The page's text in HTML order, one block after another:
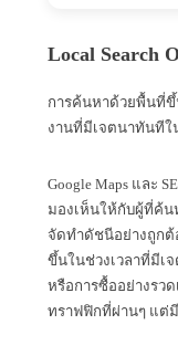
Local Search
การค้นหาด้วยพื้นที่
งานที่มีเจตนาทันทีใ
Google Maps และ
มองเห็นให้กับผู้ที่ค้น
จัดทำดัชนีอย่างถูกต้
ขึ้นในช่วงเวลาที่มีเ
หรือการซื้ออย่างรว
ทราฟฟิกที่ผ่านๆ แต่